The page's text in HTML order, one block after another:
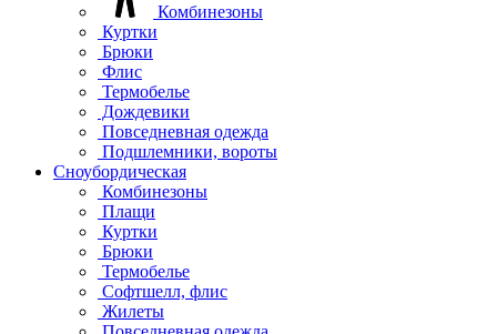
Комбинезоны
Куртки
Брюки
Флис
Термобелье
Дождевики
Повседневная одежда
Подшлемники, вороты
Сноубордическая
Комбинезоны
Плащи
Куртки
Брюки
Термобелье
Софтшелл, флис
Жилеты